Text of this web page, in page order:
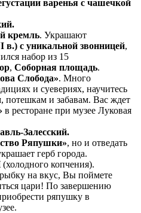
варенья с чашечкой
кремль. Украшают
в.) с уникальной звонницей,
набор из 15
, Соборная площадь.
Слобода». Много
и суевериях, научитесь
потешкам и забавам. Вас ждет
в ресторане при музее Луковая
Залесский.
Ряпушки», но и отведать
герб города.
(холодного копчения).
на вкус, Вы поймете
цари! По завершению
ряпушку в